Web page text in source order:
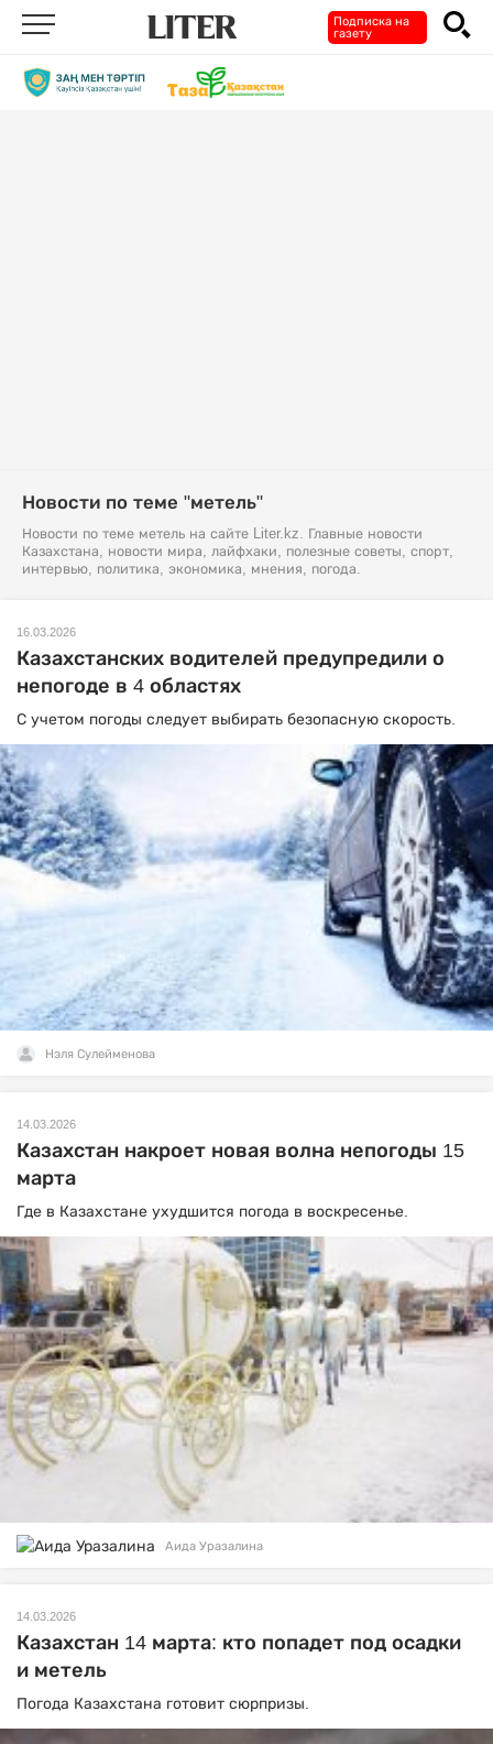
Подписка на
газету
Новости по теме "метель"
Новости по теме метель на сайте Liter.kz. Главные новости
Казахстана, новости мира, лайфхаки, полезные советы, спорт,
интервью, политика, экономика, мнения, погода.
16.03.2026
Казахстанских водителей предупредили о
непогоде в 4 областях
С учетом погоды следует выбирать безопасную скорость.
Нэля Сулейменова
14.03.2026
Казахстан накроет новая волна непогоды 15
марта
Где в Казахстане ухудшится погода в воскресенье.
Аида Уразалина
14.03.2026
Казахстан 14 марта: кто попадет под осадки
и метель
Погода Казахстана готовит сюрпризы.